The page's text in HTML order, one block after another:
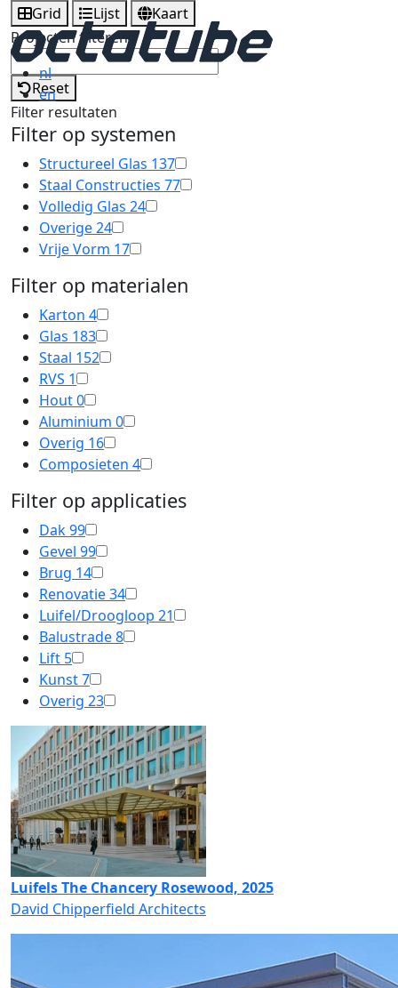
nl
en
Grid Lijst
Kaart
Projecten filteren
Reset
Filter resultaten
Filter op systemen
Structureel Glas 137
Staal Constructies 77
Volledig Glas 24
Overige24
Vrije Vorm 17
Filter op materialen
Karton 4
Glas 183
Staal 152
RVS 1
Hout0
Aluminium 0
Overig 16
Composieten 4
Filter op applicaties
Dak99
Gevel 99
Brug 14
Renovatie34
Luifel/Droogloop 21
Balustrade8
Lift 5
Kunst7
Overig 23
Luifels The Chancery Rosewood, 2025
David Chipperfield Architects